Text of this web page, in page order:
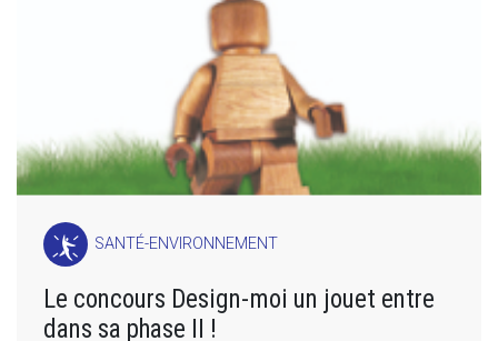
SANTÉ-ENVIRONNEMENT
Le concours Design-moi un jouet entre
dans sa phase II !